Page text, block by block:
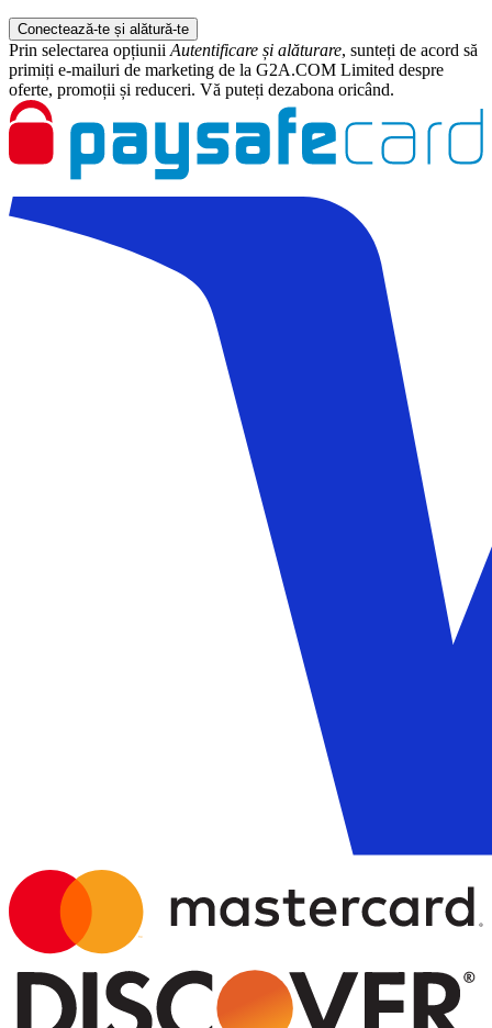
Conectează-te și alătură-te
Prin selectarea opțiunii Autentificare și alăturare, sunteți de acord să
primiți e-mailuri de marketing de la G2A.COM Limited despre
oferte, promoții și reduceri. Vă puteți dezabona oricând.